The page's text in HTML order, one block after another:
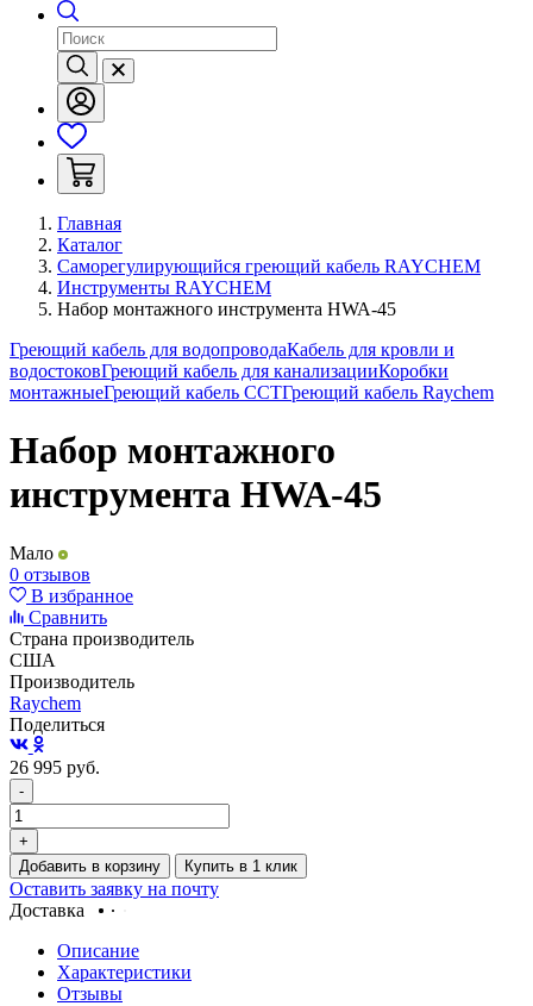
Главная
Каталог
Саморегулирующийся греющий кабель RAYCHEM
Инструменты RAYCHEM
Набор монтажного инструмента HWA-45
Греющий кабель для водопроводаКабель для кровли и
водостоковГреющий кабель для канализацииКоробки
монтажныеГреющий кабель ССТГреющий кабель Raychem
Набор монтажного
инструмента HWA-45
Мало
0 отзывов
В избранное
Сравнить
Страна производитель
США
Производитель
Raychem
Поделиться
26 995 руб.
-
+
Добавить в корзину
Купить в 1 клик
Оставить заявку на почту
Доставка
Описание
Характеристики
Отзывы